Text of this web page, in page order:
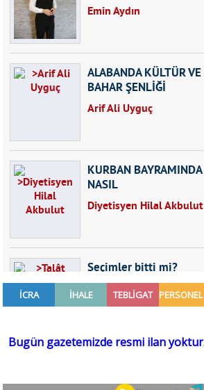
Emin Aydın
ALABANDA KÜLTÜR VE
BAHAR ŞENLİĞİ
Arif Ali Uyguç
KURBAN BAYRAMINDA
NASIL
BESLENMELİYİZ?
Diyetisyen Hilal Akbulut
Seçimler bitti mi?
Talât Yörük